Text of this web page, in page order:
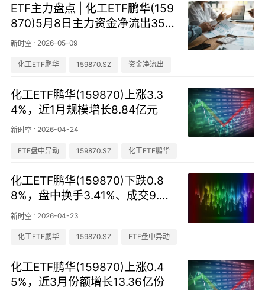
ETF主力盘点 | 化工ETF鹏华(159
870)5月8日主力资金净流出356
7.61万元
新时空 · 2026-05-09
化工ETF鹏华 159870.SZ 资金净流出
化工ETF鹏华(159870)上涨3.3
4%，近1月规模增长8.84亿元
新时空 · 2026-04-24
ETF盘中异动 159870.SZ 化工ETF鹏华
化工ETF鹏华(159870)下跌0.8
8%，盘中换手3.41%、成交9.40
亿元
新时空 · 2026-04-23
化工ETF鹏华 159870.SZ ETF盘中异动
化工ETF鹏华(159870)上涨0.4
5%，近3月份额增长13.36亿份